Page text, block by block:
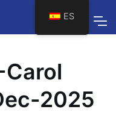
2025
ES